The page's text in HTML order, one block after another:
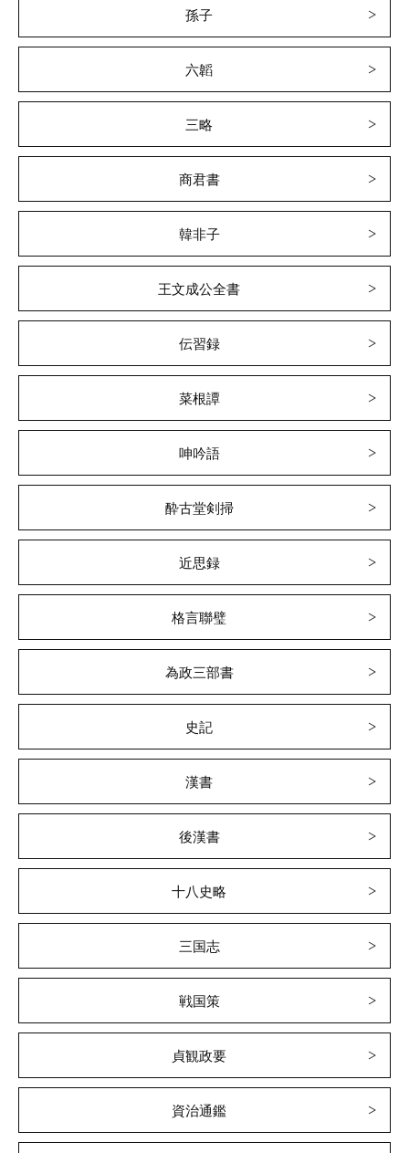
孫子
六韜
三略
商君書
韓非子
王文成公全書
伝習録
菜根譚
呻吟語
酔古堂剣掃
近思録
格言聯璧
為政三部書
史記
漢書
後漢書
十八史略
三国志
戦国策
貞観政要
資治通鑑